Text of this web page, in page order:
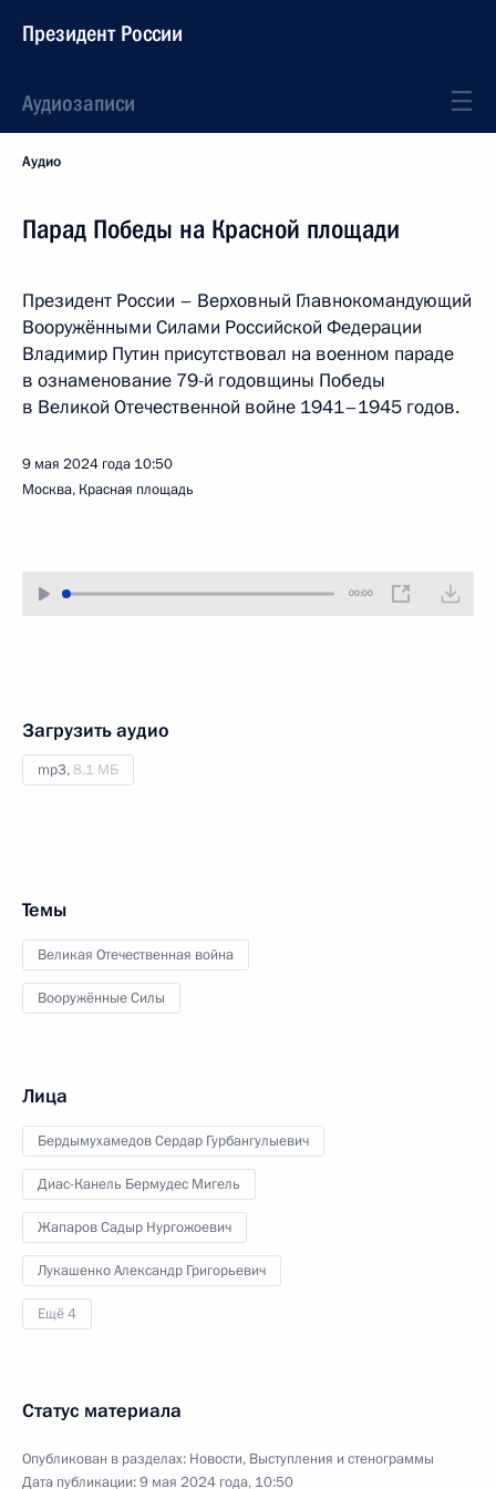
Президент России
Аудиозаписи
Аудио
Парад Победы на Красной площади
Президент России – Верховный Главнокомандующий
Вооружёнными Силами Российской Федерации
Владимир Путин присутствовал на военном параде
в ознаменование 79-й годовщины Победы
в Великой Отечественной войне 1941–1945 годов.
9 мая 2024 года 10:50
Москва, Красная площадь
00:00
Загрузить аудио
mp3,8.1 МБ
Темы
Великая Отечественная война
Вооружённые Силы
Лица
Бердымухамедов Сердар Гурбангулыевич
Диас-Канель Бермудес Мигель
Жапаров Садыр Нургожоевич
Лукашенко Александр Григорьевич
Ещё 4
Статус материала
Опубликован в разделах: Новости, Выступления и стенограммы
Дата публикации:9 мая 2024 года, 10:50